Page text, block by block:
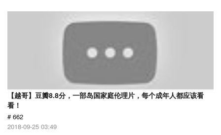
【越哥】豆瓣8.8分，一部岛国家庭伦理片，每个成年人都应该看
看！
# 662
2018-09-25 03:49